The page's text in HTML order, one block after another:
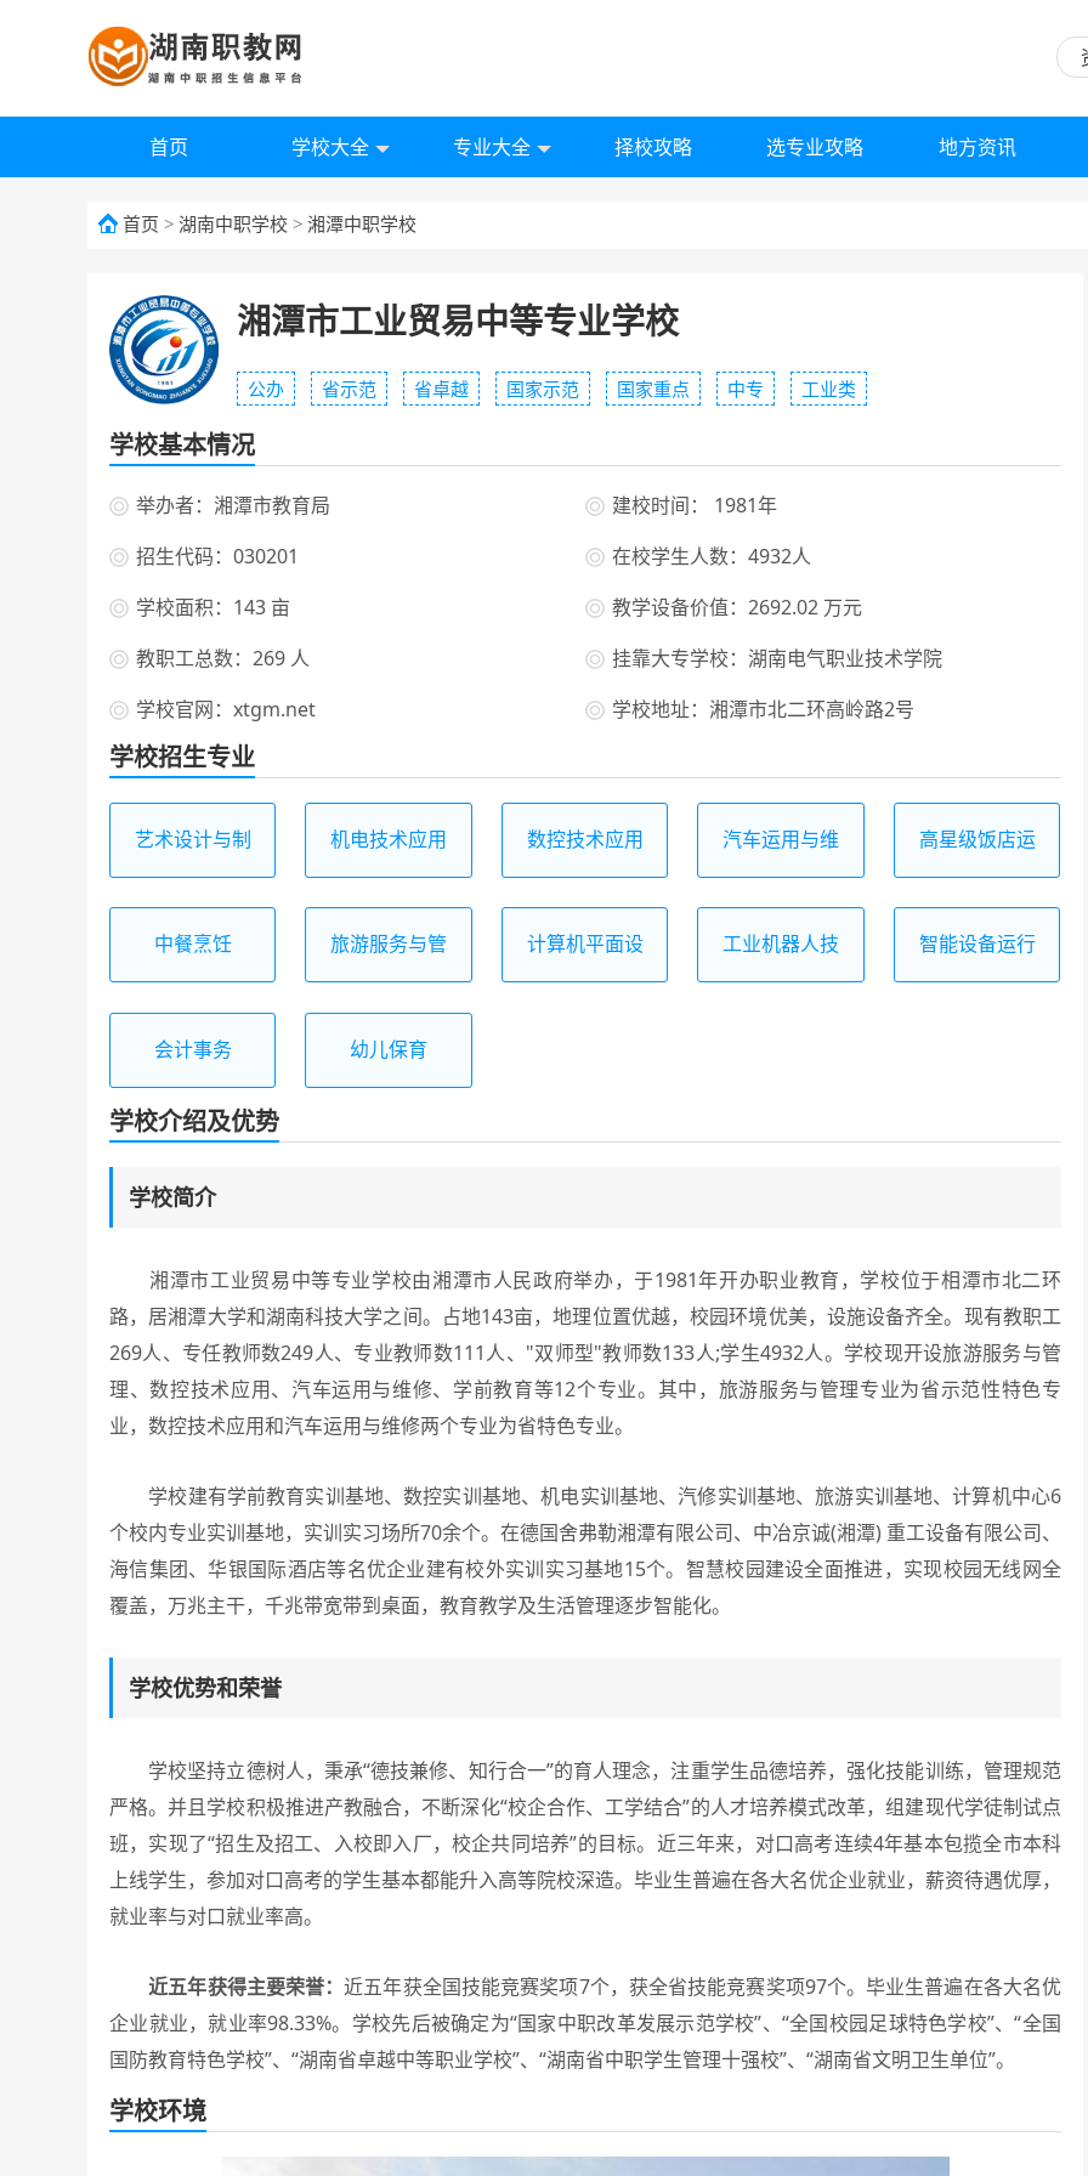
首页 学校大全 专业大全 择校攻略 选专业攻略 地方资讯
首页 > 湖南中职学校 > 湘潭中职学校
湘潭市工业贸易中等专业学校
公办 省示范 省卓越 国家示范 国家重点 中专 工业类
学校基本情况
举办者：湘潭市教育局
建校时间： 1981年
招生代码：030201
在校学生人数：4932人
学校面积：143 亩
教学设备价值：2692.02 万元
教职工总数：269 人
挂靠大专学校：湖南电气职业技术学院
学校官网：xtgm.net
学校地址：湘潭市北二环高岭路2号
学校招生专业
艺术设计与制
机电技术应用 数控技术应用
汽车运用与维
高星级饭店运
中餐烹饪
旅游服务与管
计算机平面设
工业机器人技
智能设备运行
会计事务 幼儿保育
学校介绍及优势
学校简介
湘潭市工业贸易中等专业学校由湘潭市人民政府举办，于1981年开办职业教育，学校位于相潭市北二环
路，居湘潭大学和湖南科技大学之间。占地143亩，地理位置优越，校园环境优美，设施设备齐全。现有教职工
269人、专任教师数249人、专业教师数111人、"双师型"教师数133人;学生4932人。学校现开设旅游服务与管
理、数控技术应用、汽车运用与维修、学前教育等12个专业。其中，旅游服务与管理专业为省示范性特色专
业，数控技术应用和汽车运用与维修两个专业为省特色专业。
学校建有学前教育实训基地、数控实训基地、机电实训基地、汽修实训基地、旅游实训基地、计算机中心6
个校内专业实训基地，实训实习场所70余个。在德国舍弗勒湘潭有限公司、中冶京诚(湘潭) 重工设备有限公司、
海信集团、华银国际酒店等名优企业建有校外实训实习基地15个。智慧校园建设全面推进，实现校园无线网全
覆盖，万兆主干，千兆带宽带到桌面，教育教学及生活管理逐步智能化。
学校优势和荣誉
学校坚持立德树人，秉承“德技兼修、知行合一”的育人理念，注重学生品德培养，强化技能训练，管理规范
严格。并且学校积极推进产教融合，不断深化“校企合作、工学结合”的人才培养模式改革，组建现代学徒制试点
班，实现了“招生及招工、入校即入厂，校企共同培养”的目标。近三年来，对口高考连续4年基本包揽全市本科
上线学生，参加对口高考的学生基本都能升入高等院校深造。毕业生普遍在各大名优企业就业，薪资待遇优厚，
就业率与对口就业率高。
近五年获得主要荣誉：近五年获全国技能竞赛奖项7个，获全省技能竞赛奖项97个。毕业生普遍在各大名优
企业就业，就业率98.33%。学校先后被确定为“国家中职改革发展示范学校”、“全国校园足球特色学校”、“全国
国防教育特色学校”、“湖南省卓越中等职业学校”、“湖南省中职学生管理十强校”、“湖南省文明卫生单位”。
学校环境